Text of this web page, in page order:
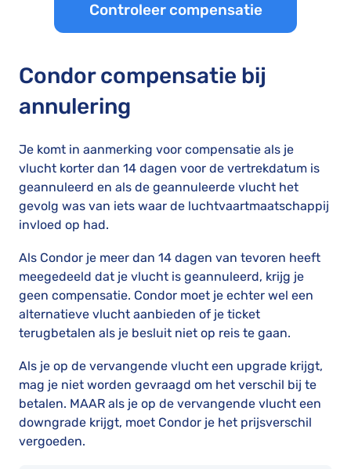
Controleer compensatie
Condor compensatie bij
annulering
Je komt in aanmerking voor compensatie als je
vlucht korter dan 14 dagen voor de vertrekdatum is
geannuleerd en als de geannuleerde vlucht het
gevolg was van iets waar de luchtvaartmaatschappij
invloed op had.
Als Condor je meer dan 14 dagen van tevoren heeft
meegedeeld dat je vlucht is geannuleerd, krijg je
geen compensatie. Condor moet je echter wel een
alternatieve vlucht aanbieden of je ticket
terugbetalen als je besluit niet op reis te gaan.
Als je op de vervangende vlucht een upgrade krijgt,
mag je niet worden gevraagd om het verschil bij te
betalen. MAAR als je op de vervangende vlucht een
downgrade krijgt, moet Condor je het prijsverschil
vergoeden.